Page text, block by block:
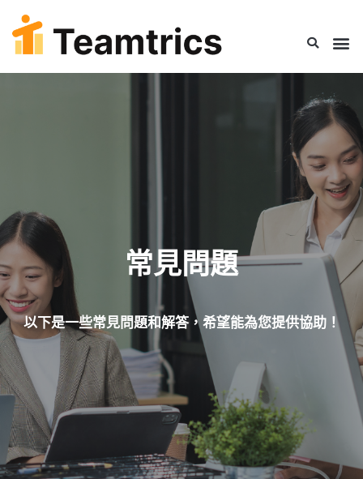
常見問題
以下是一些常見問題和解答，希望能為您提供協助！